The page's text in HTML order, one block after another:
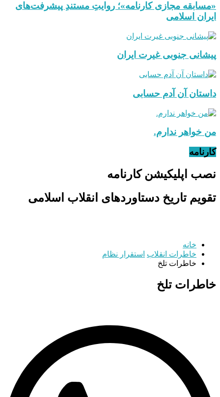
«مسابقه مجازی کارنامه»؛ روایتِ مستندِ پیشرفت‌های
ایران اسلامی
پیشانی جنوبی غیرت ایران
داستان آن آدم حسابی
من خواهر ندارم.
کارنامه
نصب اپلیکیشن کارنامه
تقویم تاریخ دستاوردهای انقلاب اسلامی
خانه
خاطرات انقلاب استقرار نظام
خاطرات تلخ
خاطرات تلخ